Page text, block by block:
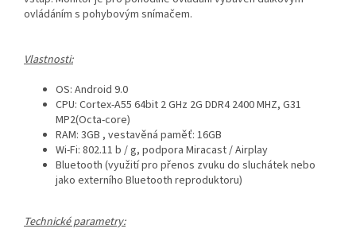
ovládáním s pohybovým snímačem.
Vlastnosti:
OS: Android 9.0
CPU: Cortex-A55 64bit 2 GHz 2G DDR4 2400 MHZ, G31
MP2(Octa-core)
RAM: 3GB , vestavěná paměť: 16GB
Wi-Fi: 802.11 b / g, podpora Miracast / Airplay
Bluetooth (využití pro přenos zvuku do sluchátek nebo
jako externího Bluetooth reproduktoru)
Technické parametry: